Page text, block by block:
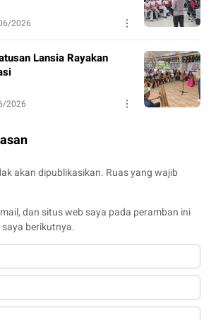
2026
Lansia Rayakan
2026
akan dipublikasikan. Ruas yang wajib
dan situs web saya pada peramban ini
berikutnya.